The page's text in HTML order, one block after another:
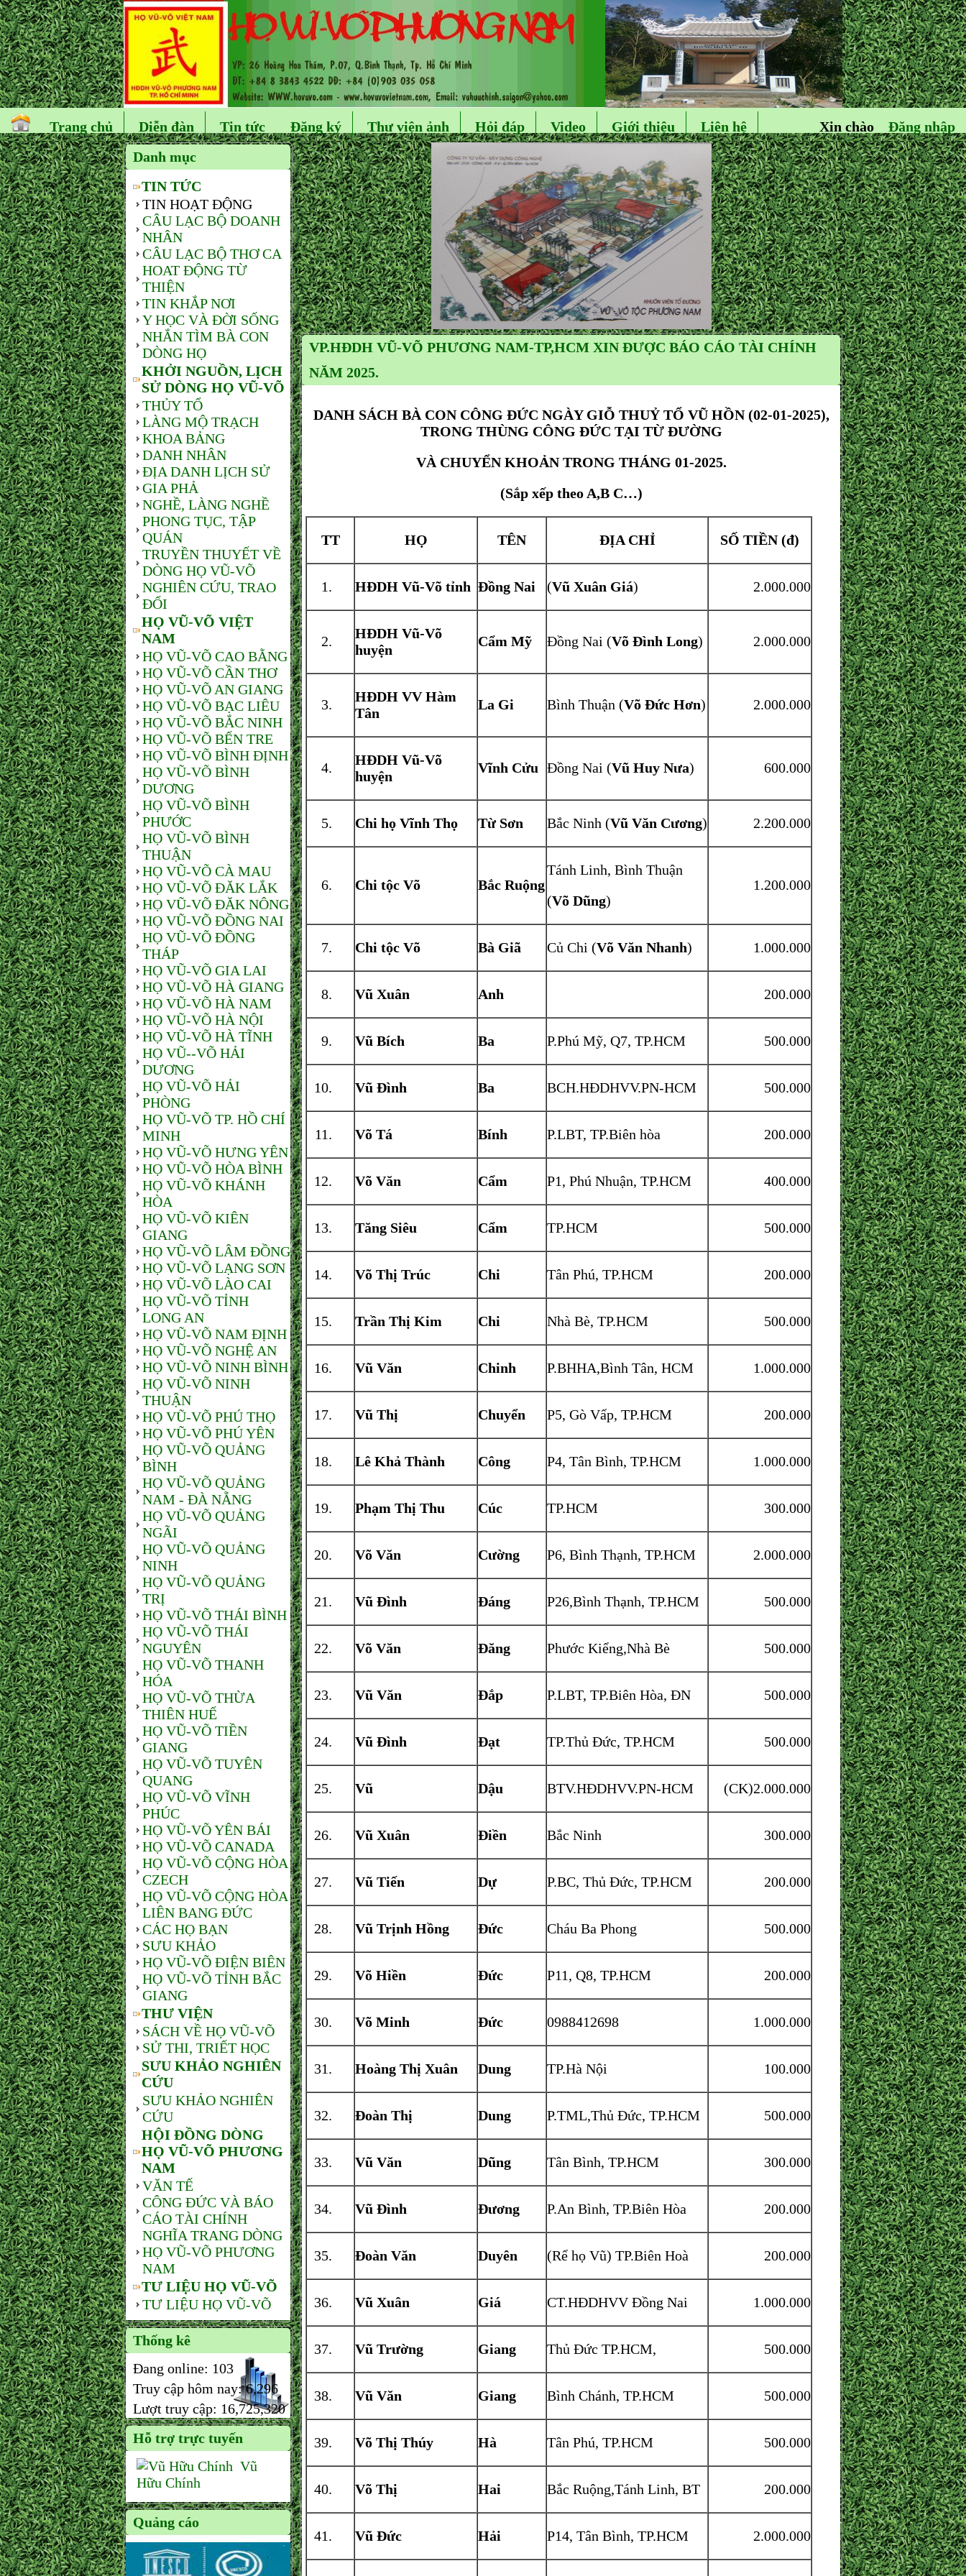
Trang chủ Diễn đàn Tin tức Đăng ký Thư viện ảnh Hỏi đáp Video Giới thiệu Liên hệ Đăng nhập
Xin chào
Danh mục
TIN TỨC
TIN HOẠT ĐỘNG
CÂU LẠC BỘ DOANH
NHÂN
CÂU LẠC BỘ THƠ CA
HOAT ĐỘNG TỪ
THIỆN
TIN KHẮP NƠI
Y HỌC VÀ ĐỜI SỐNG
NHẮN TÌM BÀ CON
DÒNG HỌ
KHỞI NGUỒN, LỊCH
SỬ DÒNG HỌ VŨ-VÕ
THỦY TỔ
LÀNG MỘ TRẠCH
KHOA BẢNG
DANH NHÂN
ĐỊA DANH LỊCH SỬ
GIA PHẢ
NGHỀ, LÀNG NGHỀ
PHONG TỤC, TẬP
QUÁN
TRUYỀN THUYẾT VỀ
DÒNG HỌ VŨ-VÕ
NGHIÊN CỨU, TRAO
ĐỔI
HỌ VŨ-VÕ VIỆT
NAM
HỌ VŨ-VÕ CAO BẰNG
HỌ VŨ-VÕ CẦN THƠ
HỌ VŨ-VÕ AN GIANG
HỌ VŨ-VÕ BẠC LIÊU
HỌ VŨ-VÕ BẮC NINH
HỌ VŨ-VÕ BẾN TRE
HỌ VŨ-VÕ BÌNH ĐỊNH
HỌ VŨ-VÕ BÌNH
DƯƠNG
HỌ VŨ-VÕ BÌNH
PHƯỚC
HỌ VŨ-VÕ BÌNH
THUẬN
HỌ VŨ-VÕ CÀ MAU
HỌ VŨ-VÕ ĐĂK LẮK
HỌ VŨ-VÕ ĐĂK NÔNG
HỌ VŨ-VÕ ĐỒNG NAI
HỌ VŨ-VÕ ĐỒNG
THÁP
HỌ VŨ-VÕ GIA LAI
HỌ VŨ-VÕ HÀ GIANG
HỌ VŨ-VÕ HÀ NAM
HỌ VŨ-VÕ HÀ NỘI
HỌ VŨ-VÕ HÀ TĨNH
HỌ VŨ--VÕ HẢI
DƯƠNG
HỌ VŨ-VÕ HẢI
PHÒNG
HỌ VŨ-VÕ TP. HỒ CHÍ
MINH
HỌ VŨ-VÕ HƯNG YÊN
HỌ VŨ-VÕ HÒA BÌNH
HỌ VŨ-VÕ KHÁNH
HÒA
HỌ VŨ-VÕ KIÊN
GIANG
HỌ VŨ-VÕ LÂM ĐỒNG
HỌ VŨ-VÕ LẠNG SƠN
HỌ VŨ-VÕ LÀO CAI
HỌ VŨ-VÕ TỈNH
LONG AN
HỌ VŨ-VÕ NAM ĐỊNH
HỌ VŨ-VÕ NGHỆ AN
HỌ VŨ-VÕ NINH BÌNH
HỌ VŨ-VÕ NINH
THUẬN
HỌ VŨ-VÕ PHÚ THỌ
HỌ VŨ-VÕ PHÚ YÊN
HỌ VŨ-VÕ QUẢNG
BÌNH
HỌ VŨ-VÕ QUẢNG
NAM - ĐÀ NẴNG
HỌ VŨ-VÕ QUẢNG
NGÃI
HỌ VŨ-VÕ QUẢNG
NINH
HỌ VŨ-VÕ QUẢNG
TRỊ
HỌ VŨ-VÕ THÁI BÌNH
HỌ VŨ-VÕ THÁI
NGUYÊN
HỌ VŨ-VÕ THANH
HÓA
HỌ VŨ-VÕ THỪA
THIÊN HUẾ
HỌ VŨ-VÕ TIỀN
GIANG
HỌ VŨ-VÕ TUYÊN
QUANG
HỌ VŨ-VÕ VĨNH
PHÚC
HỌ VŨ-VÕ YÊN BÁI
HỌ VŨ-VÕ CANADA
HỌ VŨ-VÕ CỘNG HÒA
CZECH
HỌ VŨ-VÕ CỘNG HÒA
LIÊN BANG ĐỨC
CÁC HỌ BẠN
SƯU KHẢO
HỌ VŨ-VÕ ĐIỆN BIÊN
HỌ VŨ-VÕ TỈNH BẮC
GIANG
THƯ VIỆN
SÁCH VỀ HỌ VŨ-VÕ
SỬ THI, TRIẾT HỌC
SƯU KHẢO NGHIÊN
CỨU
SƯU KHẢO NGHIÊN
CỨU
HỘI ĐỒNG DÒNG
HỌ VŨ-VÕ PHƯƠNG
NAM
VĂN TẾ
CÔNG ĐỨC VÀ BÁO
CÁO TÀI CHÍNH
NGHĨA TRANG DÒNG
HỌ VŨ-VÕ PHƯƠNG
NAM
TƯ LIỆU HỌ VŨ-VÕ
TƯ LIỆU HỌ VŨ-VÕ
Thống kê
Đang online: 103
Truy cập hôm nay:6,296
Lượt truy cập: 16,725,320
Hỗ trợ trực tuyến
Vũ
Hữu Chính
Quảng cáo
VP.HĐDH VŨ-VÕ PHƯƠNG NAM-TP,HCM XIN ĐƯỢC BÁO CÁO TÀI CHÍNH
NĂM 2025.
DANH SÁCH BÀ CON CÔNG ĐỨC NGÀY GIỖ THUỶ TỔ VŨ HỒN (02-01-2025),
TRONG THÙNG CÔNG ĐỨC TẠI TỪ ĐƯỜNG
VÀ CHUYỂN KHOẢN TRONG THÁNG 01-2025.
(Sắp xếp theo A,B C…)
TT HỌ TÊN ĐỊA CHỈ SỐ TIỀN (đ)
HĐDH Vũ-Võ tỉnh Đồng Nai (Vũ Xuân Giá) 2.000.000
HĐDH Vũ-Võ
huyện
Cẩm Mỹ Đồng Nai (Võ Đình Long) 2.000.000
HĐDH VV Hàm
Tân
La Gi Bình Thuận (Võ Đức Hơn) 2.000.000
HĐDH Vũ-Võ
huyện
Vĩnh Cửu Đồng Nai (Vũ Huy Nưa) 600.000
Chi họ Vĩnh Thọ Từ Sơn Bắc Ninh (Vũ Văn Cương) 2.200.000
Chi tộc Võ Bắc Ruộng
Tánh Linh, Bình Thuận
(Võ Dũng)
1.200.000
Chi tộc Võ Bà Giã Củ Chi (Võ Văn Nhanh) 1.000.000
Vũ Xuân Anh 200.000
Vũ Bích Ba P.Phú Mỹ, Q7, TP.HCM 500.000
Vũ Đình Ba BCH.HĐDHVV.PN-HCM 500.000
Võ Tá Bính P.LBT, TP.Biên hòa 200.000
Võ Văn Cẩm P1, Phú Nhuận, TP.HCM 400.000
Tăng Siêu Cẩm TP.HCM 500.000
Võ Thị Trúc Chi Tân Phú, TP.HCM 200.000
Trần Thị Kim Chi Nhà Bè, TP.HCM 500.000
Vũ Văn Chinh P.BHHA,Bình Tân, HCM 1.000.000
Vũ Thị Chuyển P5, Gò Vấp, TP.HCM 200.000
Lê Khả Thành Công P4, Tân Bình, TP.HCM 1.000.000
Phạm Thị Thu Cúc TP.HCM 300.000
Võ Văn Cường P6, Bình Thạnh, TP.HCM 2.000.000
Vũ Đình Đáng P26,Bình Thạnh, TP.HCM 500.000
Võ Văn Đăng Phước Kiểng,Nhà Bè 500.000
Vũ Văn Đắp P.LBT, TP.Biên Hòa, ĐN 500.000
Vũ Đình Đạt TP.Thủ Đức, TP.HCM 500.000
Vũ Dậu BTV.HĐDHVV.PN-HCM (CK)2.000.000
Vũ Xuân Điền Bắc Ninh 300.000
Vũ Tiến Dự P.BC, Thủ Đức, TP.HCM 200.000
Vũ Trịnh Hồng Đức Cháu Ba Phong 500.000
Võ Hiền Đức P11, Q8, TP.HCM 200.000
Võ Minh Đức 0988412698 1.000.000
Hoàng Thị Xuân Dung TP.Hà Nội 100.000
Đoàn Thị Dung P.TML,Thủ Đức, TP.HCM 500.000
Vũ Văn Dũng Tân Bình, TP.HCM 300.000
Vũ Đình Đương P.An Bình, TP.Biên Hòa 200.000
Đoàn Văn Duyên (Rể họ Vũ) TP.Biên Hoà 200.000
Vũ Xuân Giá CT.HĐDHVV Đồng Nai 1.000.000
Vũ Trường Giang Thủ Đức TP.HCM, 500.000
Vũ Văn Giang Bình Chánh, TP.HCM 500.000
Võ Thị Thúy Hà Tân Phú, TP.HCM 500.000
Võ Thị Hai Bắc Ruộng,Tánh Linh, BT 200.000
Vũ Đức Hải P14, Tân Bình, TP.HCM 2.000.000